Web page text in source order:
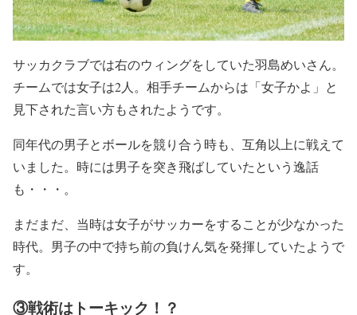
サッカクラブでは右のウィングをしていた羽島めいさん。
チームでは女子は2人。相手チームからは「女子かよ」と
見下された言い方もされたようです。
同年代の男子とボールを競り合う時も、互角以上に戦えて
いました。時には男子を突き飛ばしていたという逸話
も・・・。
まだまだ、当時は女子がサッカーをすることが少なかった
時代。男子の中で持ち前の負けん気を発揮していたようで
す。
③戦術はトーキック！？